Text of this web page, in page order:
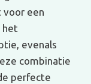
voor een
het
evenals
combinatie
perfecte